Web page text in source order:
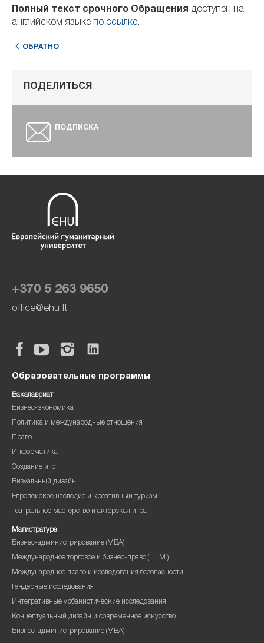
Полный текст срочного Обращения доступен на
английском языке по ссылке.
ОБРАТНО
ПОДЕЛИТЬСЯ
ПОДПИСКА
+370 5 263 9650
office@ehu.lt
Образовательные программы
Бакалавриат
Бизнес-экономика
Политика и международные отношения
Право
Информатика
Создание игр
Визуальный дизайн
Европейское наследие и креативный туризм
Театральное мастерство и актёрская игра
Магистратура
Бизнес-администрирование (MBA)
Международное торговое и бизнес-право (LL.M.)
Международное право и исследования безопасности
Гендерные исследования
Интегративные урбанистические исследования
Концептуальный дизайн и современное искусство
Бизнес-администрирование (MBA)